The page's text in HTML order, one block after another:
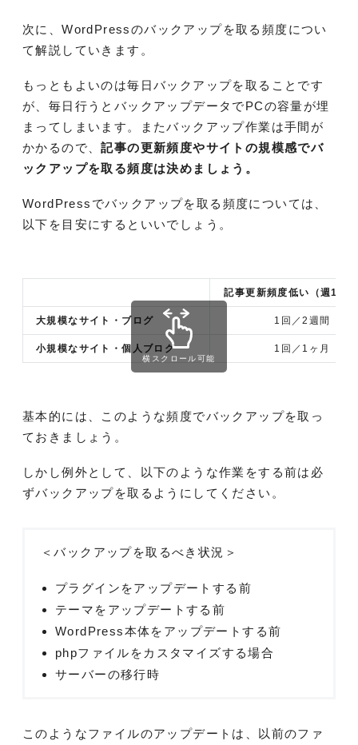
次に、WordPressのバックアップを取る頻度につい
て解説していきます。
もっともよいのは毎日バックアップを取ることです
が、毎日行うとバックアップデータでPCの容量が埋
まってしまいます。またバックアップ作業は手間が
かかるので、記事の更新頻度やサイトの規模感でバ
ックアップを取る頻度は決めましょう。
WordPressでバックアップを取る頻度については、
以下を目安にするといいでしょう。
記事更新頻度低い （週1ペ
大規模なサイト・ブログ 1回／2週間
小規模なサイト・個人ブログ 1回／1ヶ月
横スクロール可能
基本的には、このような頻度でバックアップを取っ
ておきましょう。
しかし例外として、以下のような作業をする前は必
ずバックアップを取るようにしてください。
＜バックアップを取るべき状況＞
プラグインをアップデートする前
テーマをアップデートする前
WordPress本体をアップデートする前
phpファイルをカスタマイズする場合
サーバーの移行時
このようなファイルのアップデートは、以前のファ